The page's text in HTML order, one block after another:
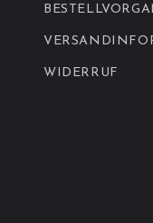
WIDERRUF